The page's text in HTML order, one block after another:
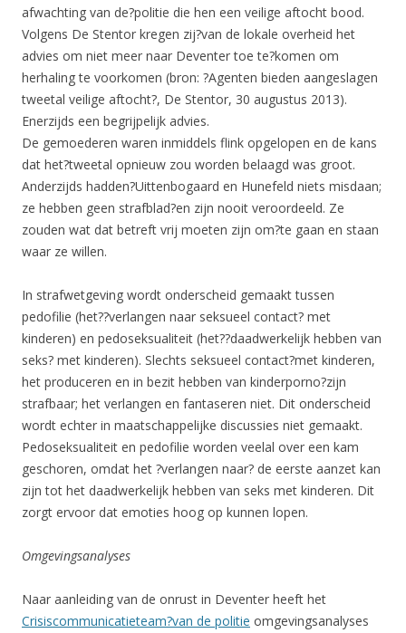
afwachting van de?politie die hen een veilige aftocht bood.
Volgens De Stentor kregen zij?van de lokale overheid het
advies om niet meer naar Deventer toe te?komen om
herhaling te voorkomen (bron: ?Agenten bieden aangeslagen
tweetal veilige aftocht?, De Stentor, 30 augustus 2013).
Enerzijds een begrijpelijk advies.
De gemoederen waren inmiddels flink opgelopen en de kans
dat het?tweetal opnieuw zou worden belaagd was groot.
Anderzijds hadden?Uittenbogaard en Hunefeld niets misdaan;
ze hebben geen strafblad?en zijn nooit veroordeeld. Ze
zouden wat dat betreft vrij moeten zijn om?te gaan en staan
waar ze willen.
In strafwetgeving wordt onderscheid gemaakt tussen
pedofilie (het??verlangen naar seksueel contact? met
kinderen) en pedoseksualiteit (het??daadwerkelijk hebben van
seks? met kinderen). Slechts seksueel contact?met kinderen,
het produceren en in bezit hebben van kinderporno?zijn
strafbaar; het verlangen en fantaseren niet. Dit onderscheid
wordt echter in maatschappelijke discussies niet gemaakt.
Pedoseksualiteit en pedofilie worden veelal over een kam
geschoren, omdat het ?verlangen naar? de eerste aanzet kan
zijn tot het daadwerkelijk hebben van seks met kinderen. Dit
zorgt ervoor dat emoties hoog op kunnen lopen.
Omgevingsanalyses
Naar aanleiding van de onrust in Deventer heeft het
Crisiscommunicatieteam?van de politie omgevingsanalyses